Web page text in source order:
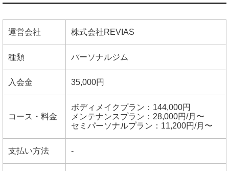
運営会社 株式会社REVIAS
種類 パーソナルジム
入会金 35,000円
コース・料金
ボディメイクプラン：144,000円
メンテナンスプラン：28,000円/月〜
セミパーソナルプラン：11,200円/月〜
支払い方法 -